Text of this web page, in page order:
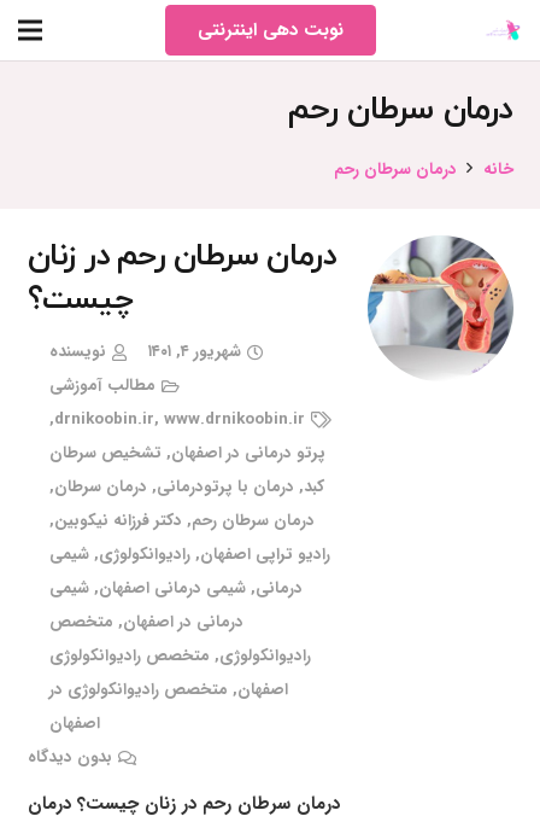
نوبت دهی اینترنتی
درمان سرطان رحم
خانه درمان سرطان رحم
درمان سرطان رحم در زنان
چیست؟
شهریور ۴, ۱۴۰۱
نویسنده
مطالب آموزشی
drnikoobin.ir, www.drnikoobin.ir
,
پرتو درمانی در اصفهان, تشخیص سرطان
کبد, درمان با پرتودرمانی, درمان سرطان,
درمان سرطان رحم, دکتر فرزانه نیکوبین,
رادیو تراپی اصفهان,رادیوانکولوژی,شیمی
درمانی,شیمی درمانی اصفهان,شیمی
درمانی در اصفهان, متخصص
رادیوانکولوژی, متخصص رادیوانکولوژی
اصفهان, متخصص رادیوانکولوژی در
اصفهان
بدون دیدگاه
درمان سرطان رحم در زنان چیست؟ درمان